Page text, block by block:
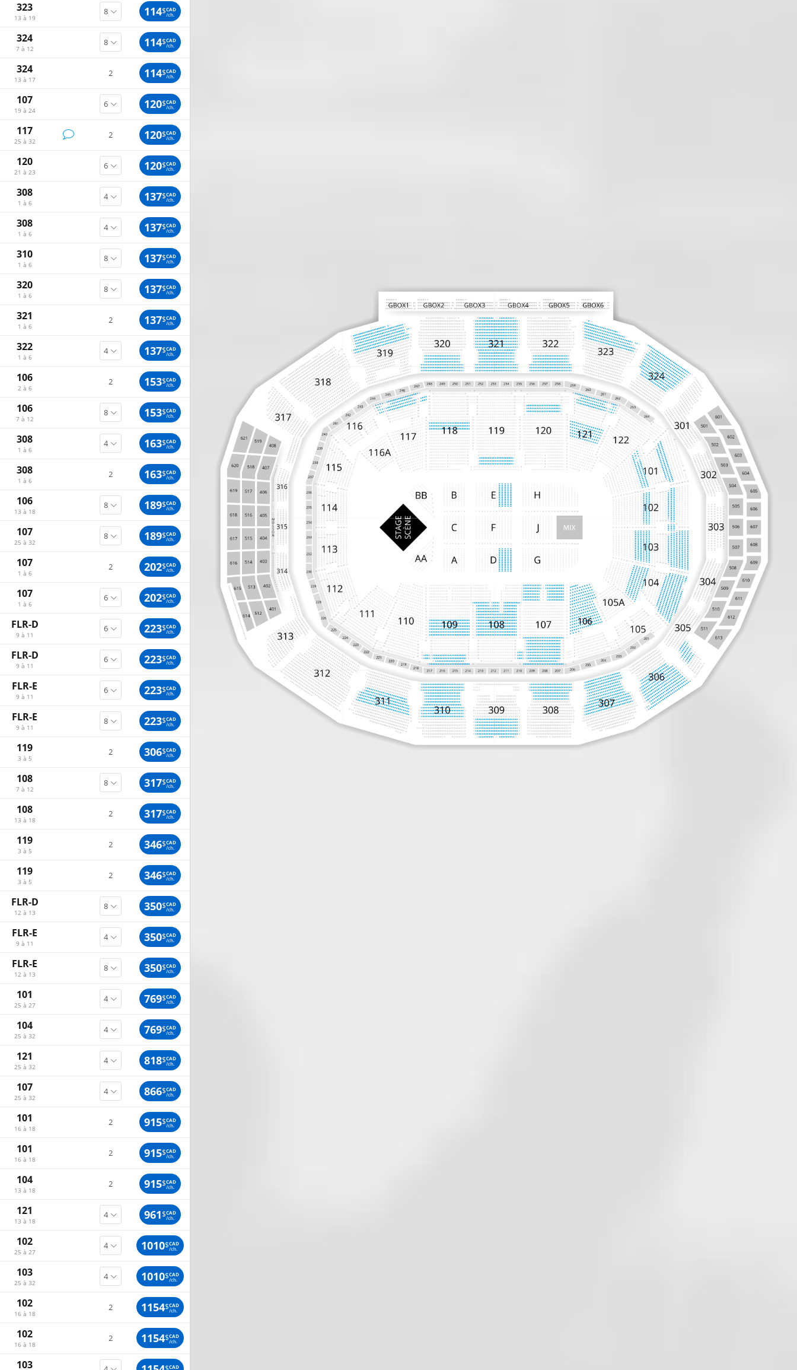
323
13 à 19 114$CAD
/ch.
324
7 à 12 114$CAD
/ch.
324
13 à 17
2 114$CAD
/ch.
107
19 à 24 120$CAD
/ch.
117
25 à 32
2 120$CAD
/ch.
120
21 à 23 120$CAD
/ch.
308
1 à 6 137$CAD
/ch.
308
1 à 6 137$CAD
/ch.
310
1 à 6 137$CAD
/ch.
320
1 à 6 137$CAD
/ch.
321
1 à 6
2 137$CAD
/ch.
322
1 à 6 137$CAD
/ch.
106
2 à 6
2 153$CAD
/ch.
106
7 à 12 153$CAD
/ch.
308
1 à 6 163$CAD
/ch.
308
1 à 6
2 163$CAD
/ch.
106
13 à 18 189$CAD
/ch.
107
25 à 32 189$CAD
/ch.
107
1 à 6
2 202$CAD
/ch.
107
1 à 6 202$CAD
/ch.
FLR-D
9 à 11 223$CAD
/ch.
FLR-D
9 à 11 223$CAD
/ch.
FLR-E
9 à 11 223$CAD
/ch.
FLR-E
9 à 11 223$CAD
/ch.
119
3 à 5
2 306$CAD
/ch.
108
7 à 12 317$CAD
/ch.
108
13 à 18
2 317$CAD
/ch.
119
3 à 5
2 346$CAD
/ch.
119
3 à 5
2 346$CAD
/ch.
FLR-D
12 à 13 350$CAD
/ch.
FLR-E
9 à 11 350$CAD
/ch.
FLR-E
12 à 13 350$CAD
/ch.
101
25 à 27 769$CAD
/ch.
104
25 à 32 769$CAD
/ch.
121
25 à 32 818$CAD
/ch.
107
25 à 32 866$CAD
/ch.
101
16 à 18
2 915$CAD
/ch.
101
16 à 18
2 915$CAD
/ch.
104
13 à 18
2 915$CAD
/ch.
121
13 à 18 961$CAD
/ch.
102
25 à 27 1010$CAD
/ch.
103
25 à 32 1010$CAD
/ch.
102
16 à 18
2 1154$CAD
/ch.
102
16 à 18
2 1154$CAD
/ch.
103 $CAD